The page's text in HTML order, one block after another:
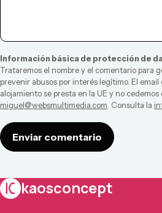
Información básica de protección de
Trataremos el nombre y el comentario para
prevenir abusos por interés legítimo. El
alojamiento se presta en la UE y no
miguel@websmultimedia.com . Consulta la
Enviar comentario
kaosconcept